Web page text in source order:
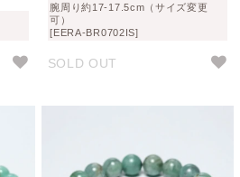
腕周り約17-17.5cm（サイズ変更
可）
[EERA-BR0702IS]
SOLD OUT